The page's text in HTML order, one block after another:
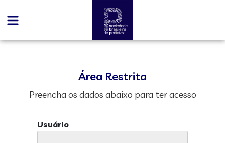
Área Restrita
Preencha os dados abaixo para ter acesso
Usuário